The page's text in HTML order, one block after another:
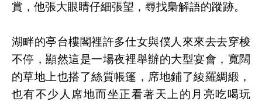
賞，他張大眼睛仔細張望，尋找梟解語的蹤跡。
湖畔的亭台樓閣裡許多仕女與僕人來來去去穿梭
不停，顯然這是一場夜裡舉辦的大型宴會，寬闊
的草地上也搭了絲質帳篷，席地鋪了綾羅綢緞，
也有不少人席地而坐正看著天上的月亮吃喝玩